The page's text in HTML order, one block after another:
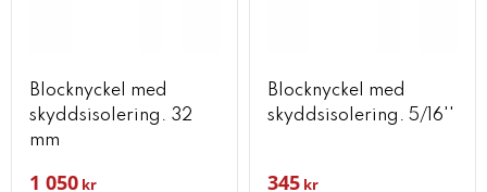
Blocknyckel med
skyddsisolering. 32
mm
1 050 kr
Blocknyckel med
skyddsisolering. 5/16''
345 kr